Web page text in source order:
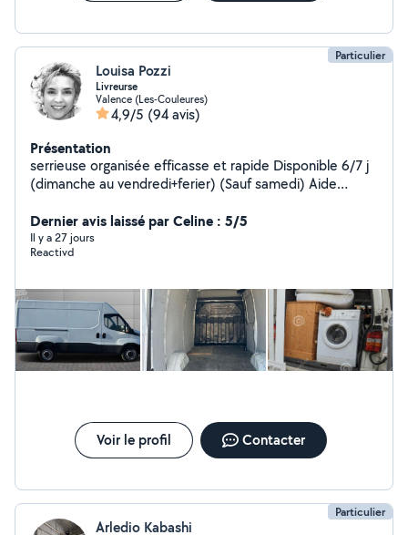
Particulier
Louisa Pozzi
Livreurse
Valence (Les-Couleures)
4,9/5 (94 avis)
Présentation
serrieuse organisée efficasse et rapide Disponible 6/7 j
(dimanche au vendredi+ferier) (Sauf samedi) Aide
Valence. Périmètre j'usqu a 30klm de valence. + d'infos
et frais à convenir par téléphone Possible de venir a
plusieurs si besoins pour l aide au déménagement...
Dernier avis laissé par Celine : 5/5
Il y a 27 jours
Reactivd
Voir le profil Contacter
Particulier
Arledio Kabashi